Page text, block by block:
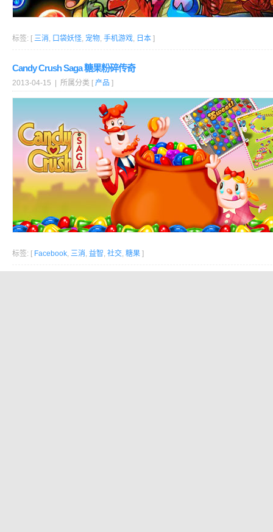
标签: [ 三消, 口袋妖怪, 宠物, 手机游戏, 日本 ]
Candy Crush Saga 糖果粉碎传奇
2013-04-15 | 所属分类 [ 产品 ]
标签: [ Facebook, 三消, 益智, 社交, 糖果 ]